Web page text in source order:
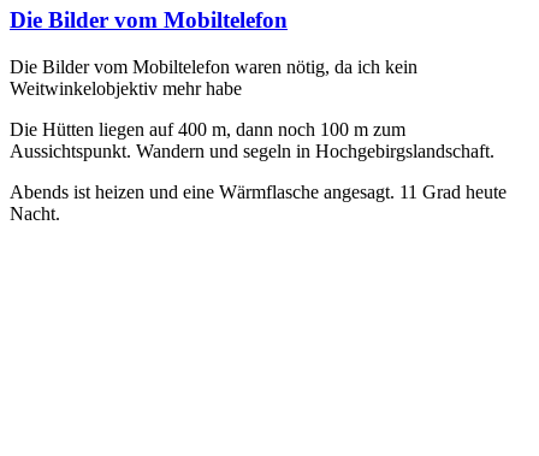
Die Bilder vom Mobiltelefon
Die Bilder vom Mobiltelefon waren nötig, da ich kein
Weitwinkelobjektiv mehr habe
Die Hütten liegen auf 400 m, dann noch 100 m zum
Aussichtspunkt. Wandern und segeln in Hochgebirgslandschaft.
Abends ist heizen und eine Wärmflasche angesagt. 11 Grad heute
Nacht.